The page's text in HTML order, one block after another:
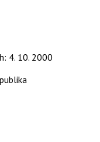
4. 10. 2000